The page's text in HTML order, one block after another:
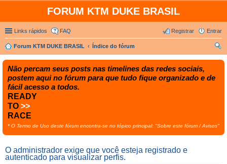
FORUM KTM DUKE BRASIL
Links rápidos FAQ Entrar
Registrar
Forum KTM DUKE BRASIL
Índice do fórum
sar
Não percam seus posts nas timelines das redes sociais,
postem aqui no fórum para que tudo fique organizado e de
fácil acesso a todos.
READY
TO >>
RACE
* O Termo de Uso deste fórum encontra-se no tópico principal: "Sobre este fórum / Avisos"
O administrador exige que você esteja registrado e
autenticado para visualizar perfis.